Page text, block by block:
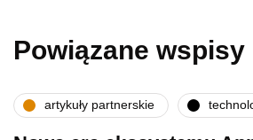
Powiązane wspisy
artykuły partnerskie